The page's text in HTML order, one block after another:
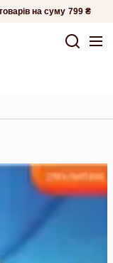
на суму 799 ₴